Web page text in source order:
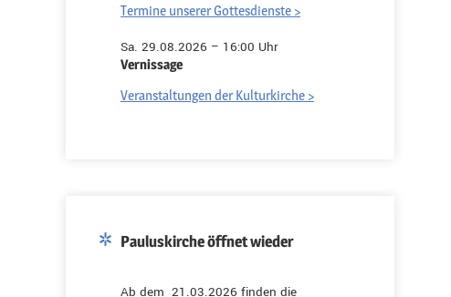
Termine unserer Gottesdienste >
Sa. 29.08.2026 – 16:00 Uhr
Vernissage
Veranstaltungen der Kulturkirche >
Pauluskirche öffnet wieder
Ab dem 21.03.2026 finden die